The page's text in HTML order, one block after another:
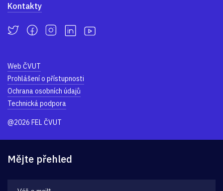
Kontakty
Web ČVUT
Prohlášení o přístupnosti
Ochrana osobních údajů
Technická podpora
@2026 FEL ČVUT
Mějte přehled